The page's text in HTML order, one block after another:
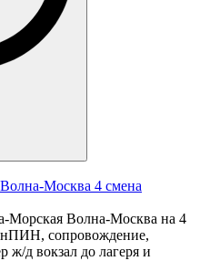
Москва 4 смена
Морская Волна-Москва на 4
сопровождение,
ж/д вокзал до лагеря и